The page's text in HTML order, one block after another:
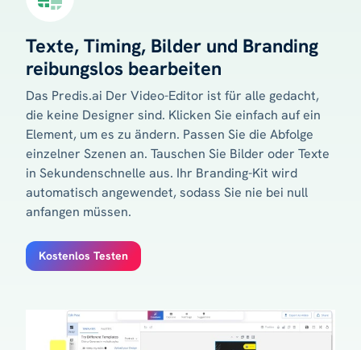
Texte, Timing, Bilder und Branding
reibungslos bearbeiten
Das Predis.ai Der Video-Editor ist für alle gedacht,
die keine Designer sind. Klicken Sie einfach auf ein
Element, um es zu ändern. Passen Sie die Abfolge
einzelner Szenen an. Tauschen Sie Bilder oder Texte
in Sekundenschnelle aus. Ihr Branding-Kit wird
automatisch angewendet, sodass Sie nie bei null
anfangen müssen.
Kostenlos Testen